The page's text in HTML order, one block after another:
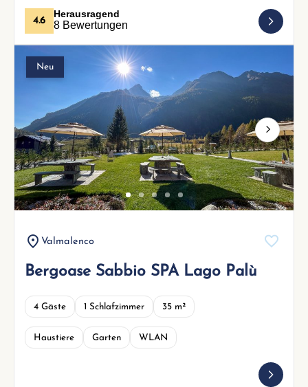
4.6
Herausragend
8 Bewertungen
Neu
Next
Valmalenco
Bergoase Sabbio SPA Lago Palù
4 Gäste 1 Schlafzimmer 35 m²
Haustiere Garten WLAN